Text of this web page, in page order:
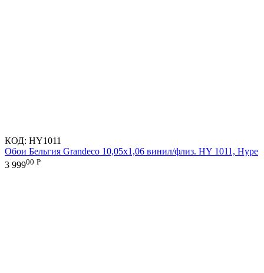
КОД: HY1011
Обои Бельгия Grandeco 10,05х1,06 винил/флиз. HY 1011, Hype
3 99900 Р